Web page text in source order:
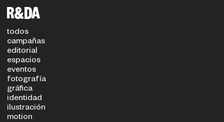
TIPO DE PROYECTO
todos
campañas
editorial
espacios
eventos
fotografía
gráfica
identidad
ilustración
motion